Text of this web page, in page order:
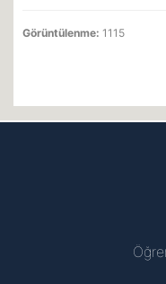
Görüntülenme: 1115